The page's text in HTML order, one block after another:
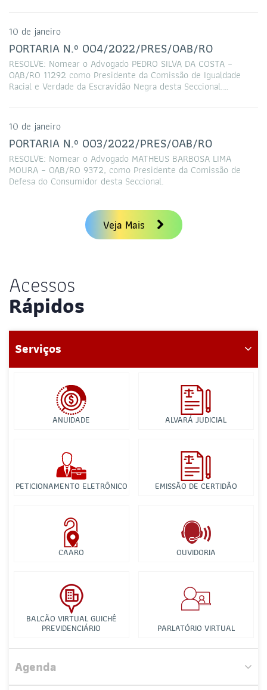
10 de janeiro
PORTARIA N.º 004/2022/PRES/OAB/RO
RESOLVE: Nomear o Advogado PEDRO SILVA DA COSTA –
OAB/RO 11292 como Presidente da Comissão de Igualdade
Racial e Verdade da Escravidão Negra desta Seccional.…
10 de janeiro
PORTARIA N.º 003/2022/PRES/OAB/RO
RESOLVE: Nomear o Advogado MATHEUS BARBOSA LIMA
MOURA – OAB/RO 9372, como Presidente da Comissão de
Defesa do Consumidor desta Seccional.
Veja Mais
Acessos
Rápidos
Serviços
ANUIDADE ALVARÁ JUDICIAL
PETICIONAMENTO ELETRÔNICO EMISSÃO DE CERTIDÃO
CAARO OUVIDORIA
BALCÃO VIRTUAL GUICHÊ
PREVIDENCIÁRIO PARLATÓRIO VIRTUAL
Agenda